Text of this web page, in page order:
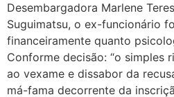
Desembargadora Marlene
Suguimatsu, o ex-funcionário
financeiramente quanto
Conforme decisão: “o simples
ao vexame e dissabor da
má-fama decorrente da